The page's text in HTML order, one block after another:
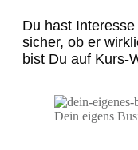
Du hast
sicher, ob er
bist Du auf Kurs-
Dein eigens